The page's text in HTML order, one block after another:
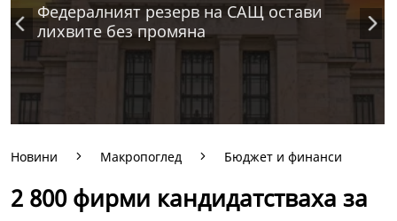
Федералният резерв на САЩ остави
лихвите без промяна
Новини Макропоглед Бюджет и финанси
2 800 фирми кандидатстваха за